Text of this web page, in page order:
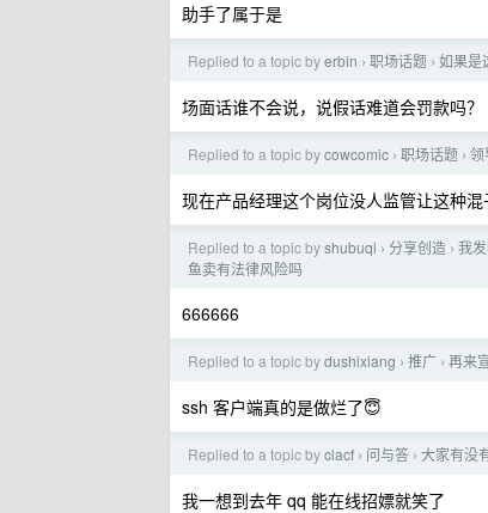
助手了属于是
Replied to a topic byerbin › 职场话题 › 如果是
场面话谁不会说，说假话难道会罚款吗？
Replied to a topic bycowcomic › 职场话题 › 领
现在产品经理这个岗位没人监管让这种
Replied to a topic byshubuqi › 分享创造 › 我
鱼卖有法律风险吗
666666
Replied to a topic bydushixiang › 推广 › 再来
ssh 客户端真的是做烂了😇
Replied to a topic byclacf › 问与答 › 大家有没
我一想到去年 qq 能在线招嫖就笑了